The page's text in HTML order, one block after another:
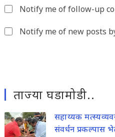
URL
Notify me of follow-up
Notify me of new posts
ताज्या घडामोडी..
सहाय्यक
संवर्धन प्रकल्पास